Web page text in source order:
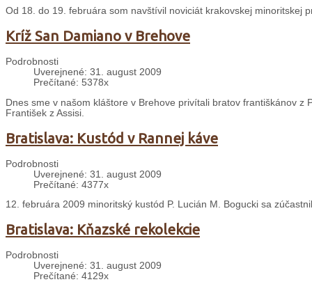
Od 18. do 19. februára som navštívil noviciát krakovskej minoritskej
Kríž San Damiano v Brehove
Podrobnosti
Uverejnené: 31. august 2009
Prečítané: 5378x
Dnes sme v našom kláštore v Brehove privítali bratov františkánov
František z Assisi.
Bratislava: Kustód v Rannej káve
Podrobnosti
Uverejnené: 31. august 2009
Prečítané: 4377x
12. februára 2009 minoritský kustód P. Lucián M. Bogucki sa
Bratislava: Kňazské rekolekcie
Podrobnosti
Uverejnené: 31. august 2009
Prečítané: 4129x